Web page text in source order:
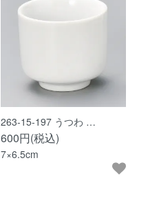
263-15-197 うつわ …
600円(税込)
7×6.5cm